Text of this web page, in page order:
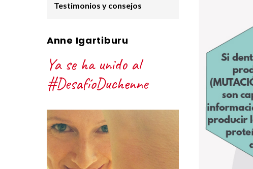
Testimonios y consejos
Anne Igartiburu
Ya se ha unido al
#DesafíoDuchenne